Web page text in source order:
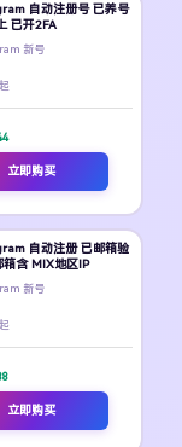
自动注册号 已养号
已开2FA
新号
起
立即购买
自动注册 已邮箱验
箱含 MIX地区IP
新号
起
立即购买